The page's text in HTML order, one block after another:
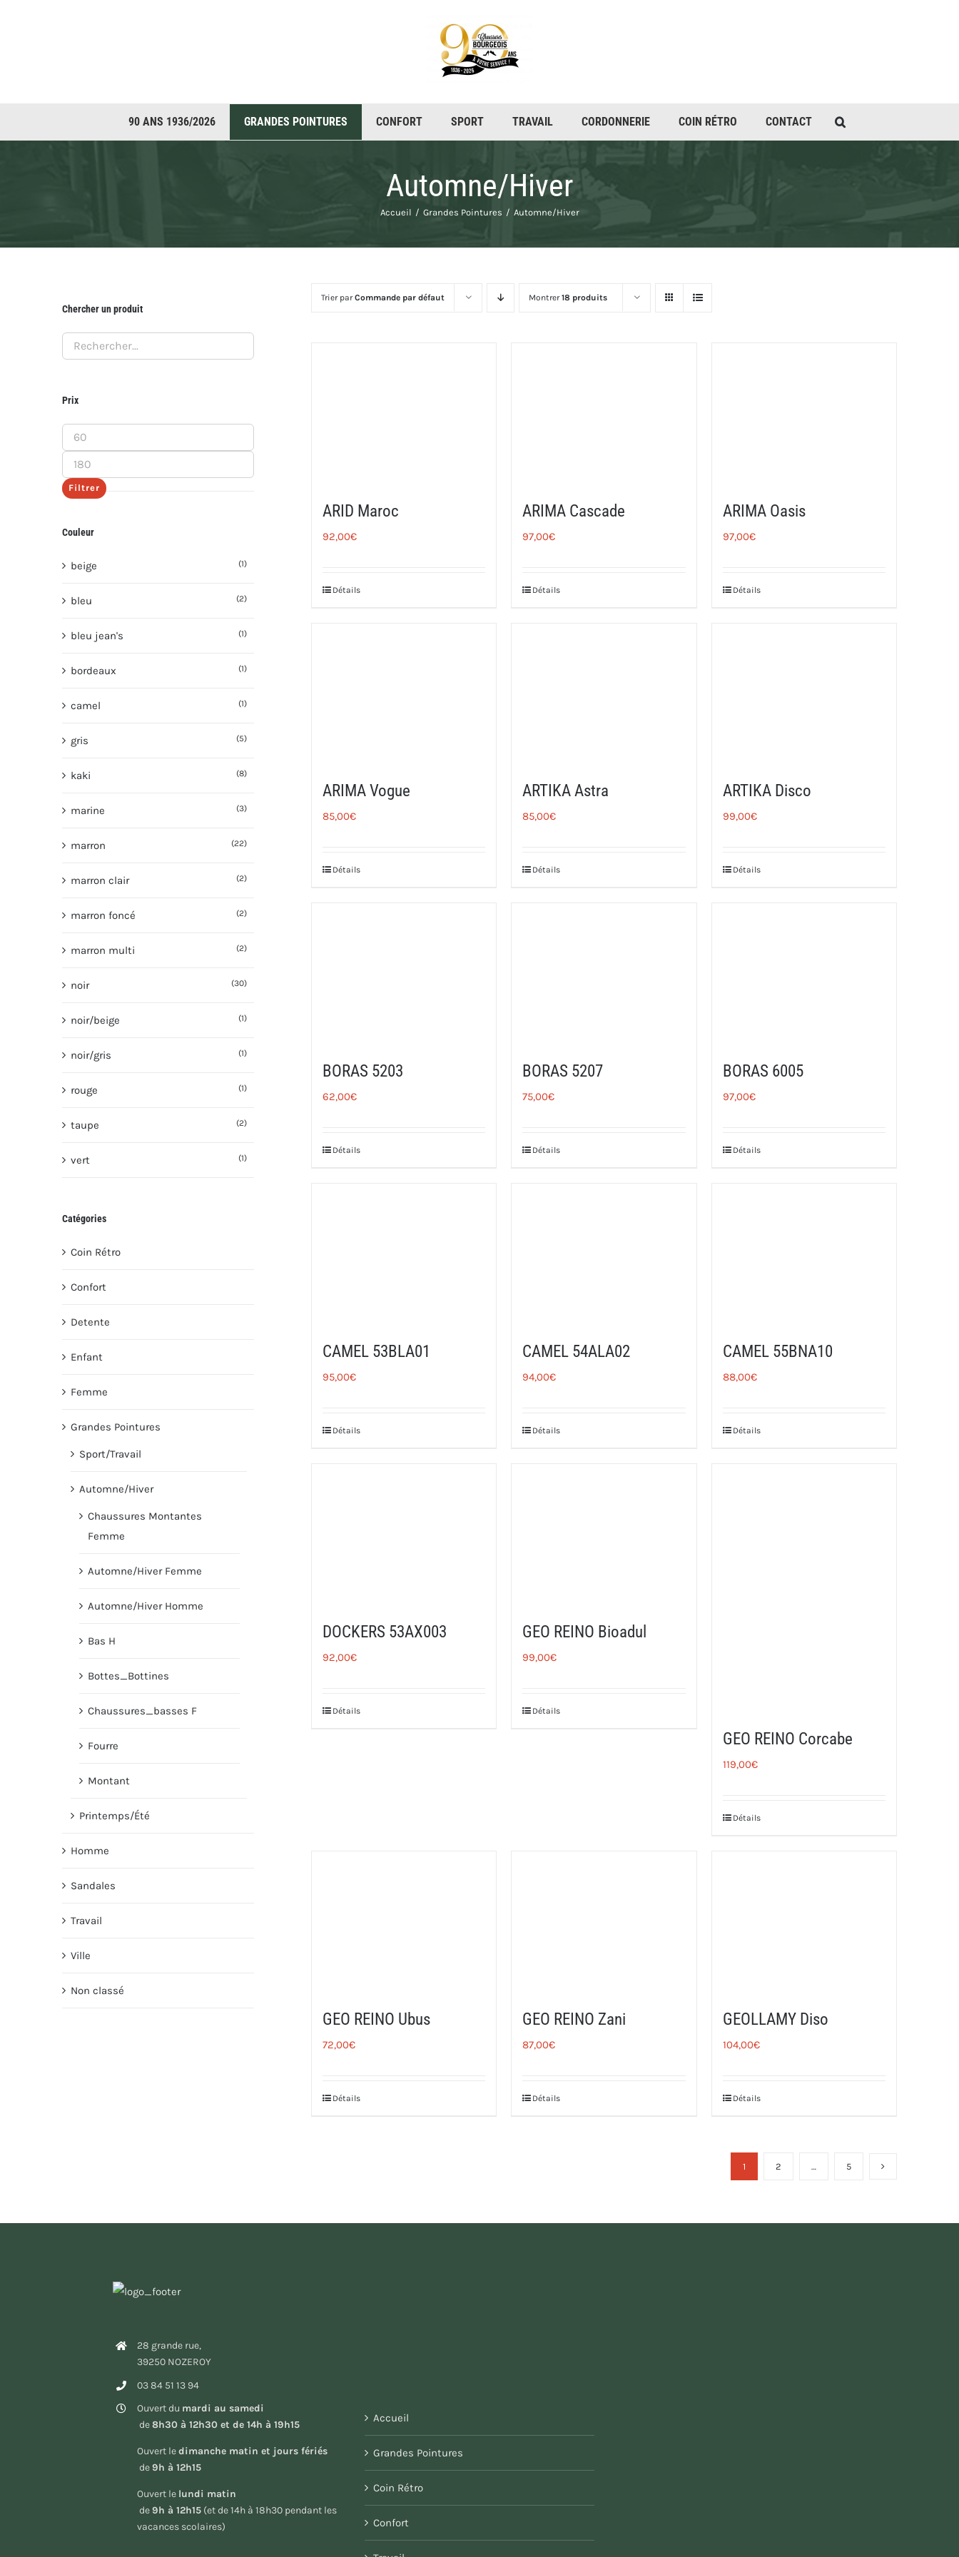
90 ANS 1936/2026 CONFORT SPORT TRAVAIL CORDONNERIE COIN RÉTRO CONTACT
Automne/Hiver
Accueil Grandes Pointures Automne/Hiver
Trier parCommande par défaut Montrer18 produits
ARID Maroc
92,00€
Détails
ARIMA Cascade
97,00€
Détails
ARIMA Oasis
97,00€
Détails
ARIMA Vogue
85,00€
Détails
ARTIKA Astra
85,00€
Détails
ARTIKA Disco
99,00€
Détails
BORAS 5203
62,00€
Détails
BORAS 5207
75,00€
Détails
BORAS 6005
97,00€
Détails
CAMEL 53BLA01
95,00€
Détails
CAMEL 54ALA02
94,00€
Détails
CAMEL 55BNA10
88,00€
Détails
DOCKERS 53AX003
92,00€
Détails
GEO REINO Bioadul
99,00€
Détails
GEO REINO Corcabe
119,00€
Détails
GEO REINO Ubus
72,00€
Détails
GEO REINO Zani
87,00€
Détails
GEOLLAMY Diso
104,00€
Détails
1 2 … 5
Chercher un produit
Prix
Prix
min
Prix
max
Filtrer
Couleur
beige (1)
bleu (2)
bleu jean's (1)
bordeaux (1)
camel (1)
gris (5)
kaki (8)
marine (3)
marron (22)
marron clair (2)
marron foncé (2)
marron multi (2)
noir (30)
noir/beige (1)
noir/gris (1)
rouge (1)
taupe (2)
vert (1)
Catégories
Coin Rétro
Confort
Detente
Enfant
Femme
Grandes Pointures
Sport/Travail
Automne/Hiver
Chaussures Montantes
Femme
Automne/Hiver Femme
Automne/Hiver Homme
Bas H
Bottes_Bottines
Chaussures_basses F
Fourre
Montant
Printemps/Été
Homme
Sandales
Travail
Ville
Non classé
28 grande rue,
39250 NOZEROY
03 84 51 13 94
Ouvert du mardi au samedi
de8h30 à 12h30 et de 14h à 19h15
Ouvert ledimanche matin et jours fériés
de9h à 12h15
Ouvert le lundi matin
de9h à 12h15(et de 14h à 18h30 pendant les
vacances scolaires)
Accueil
Grandes Pointures
Coin Rétro
Confort